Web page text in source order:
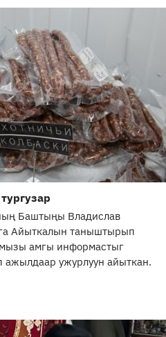
Баштыңы Владислав
Айыткалын таныштырып
амгы информастыг
ажылдаар ужурлуун айыткан.